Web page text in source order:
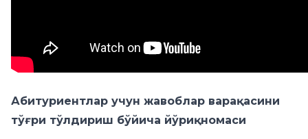
Абитуриентлар учун жавоблар варақасини
тўғри тўлдириш бўйича йўриқномаси